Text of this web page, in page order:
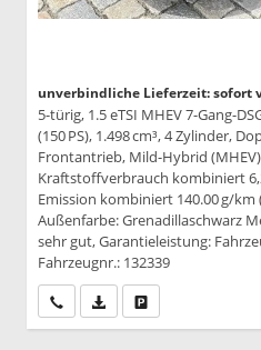
unverbindliche Lieferzeit: sofort
5-türig, 1.5 eTSI MHEV 7-Gang-
(150 PS), 1.498 cm³, 4 Zylinder,
Frontantrieb, Mild-Hybrid
Kraftstoffverbrauch kombiniert
Emission kombiniert 140.00 g/km
Außenfarbe: Grenadillaschwarz
sehr gut, Garantieleistung:
Fahrzeugnr.: 132339
Wir rufen Sie an
PDF-Datei,